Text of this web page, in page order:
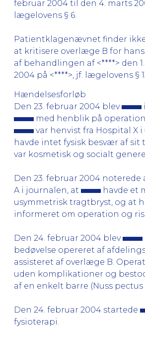
februar 2004 til den 4. marts
lægelovens § 6.
Patientklagenævnet finder
at kritisere overlæge B for
af behandlingen af <****> den
2004 på <****>, jf. lægelovens §
Hændelsesforløb
Den 23. februar 2004 blev
med henblik på
var henvist fra Hospital X i
havde intet fysisk besvær af sit
var kosmetisk og socialt
Den 23. februar 2004
A i journalen, at
havde et
usymmetrisk tragtbryst, og at
informeret om operation og
Den 24. februar 2004 blev
bedøvelse opereret af
assisteret af overlæge B.
uden komplikationer og
af en enkelt barre (Nuss pectus
Den 24. februar 2004 startede
fysioterapi.